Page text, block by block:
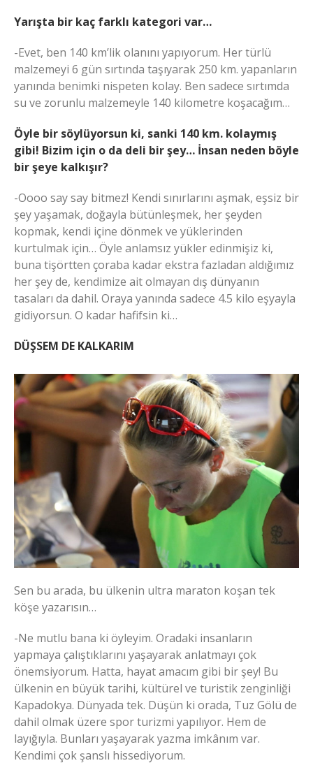
Yarışta bir kaç farklı kategori var…
-Evet, ben 140 km’lik olanını yapıyorum. Her türlü
malzemeyi 6 gün sırtında taşıyarak 250 km. yapanların
yanında benimki nispeten kolay. Ben sadece sırtımda
su ve zorunlu malzemeyle 140 kilometre koşacağım…
Öyle bir söylüyorsun ki, sanki 140 km. kolaymış
gibi! Bizim için o da deli bir şey… İnsan neden böyle
bir şeye kalkışır?
-Oooo say say bitmez! Kendi sınırlarını aşmak, eşsiz bir
şey yaşamak, doğayla bütünleşmek, her şeyden
kopmak, kendi içine dönmek ve yüklerinden
kurtulmak için… Öyle anlamsız yükler edinmişiz ki,
buna tişörtten çoraba kadar ekstra fazladan aldığımız
her şey de, kendimize ait olmayan dış dünyanın
tasaları da dahil. Oraya yanında sadece 4.5 kilo eşyayla
gidiyorsun. O kadar hafifsin ki…
DÜŞSEM DE KALKARIM
Sen bu arada, bu ülkenin ultra maraton koşan tek
köşe yazarısın…
-Ne mutlu bana ki öyleyim. Oradaki insanların
yapmaya çalıştıklarını yaşayarak anlatmayı çok
önemsiyorum. Hatta, hayat amacım gibi bir şey! Bu
ülkenin en büyük tarihi, kültürel ve turistik zenginliği
Kapadokya. Dünyada tek. Düşün ki orada, Tuz Gölü de
dahil olmak üzere spor turizmi yapılıyor. Hem de
layığıyla. Bunları yaşayarak yazma imkânım var.
Kendimi çok şanslı hissediyorum.